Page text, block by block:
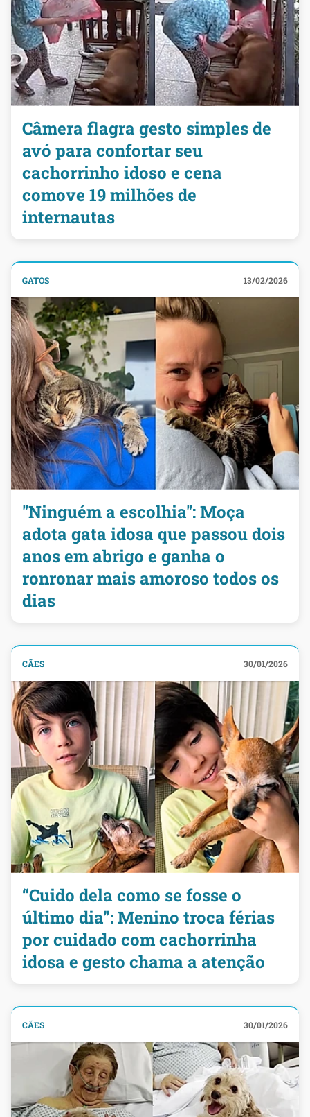
Câmera flagra gesto simples de
avó para confortar seu
cachorrinho idoso e cena
comove 19 milhões de
internautas
GATOS 13/02/2026
"Ninguém a escolhia": Moça
adota gata idosa que passou dois
anos em abrigo e ganha o
ronronar mais amoroso todos os
dias
CÃES 30/01/2026
“Cuido dela como se fosse o
último dia”: Menino troca férias
por cuidado com cachorrinha
idosa e gesto chama a atenção
CÃES 30/01/2026